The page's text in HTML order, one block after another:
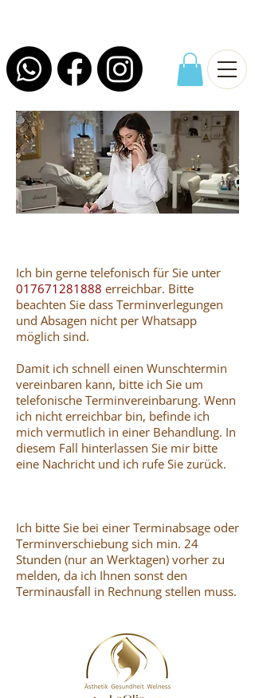
Ich bin gerne telefonisch für Sie unter
017671281888 erreichbar. Bitte
beachten Sie dass Terminverlegungen
und Absagen nicht per Whatsapp
möglich sind.
Damit ich schnell einen Wunschtermin
vereinbaren kann, bitte ich Sie um
telefonische Terminvereinbarung. Wenn
ich nicht erreichbar bin, befinde ich
mich vermutlich in einer Behandlung. In
diesem Fall hinterlassen Sie mir bitte
eine Nachricht und ich rufe Sie zurück.
Ich bitte Sie bei einer Terminabsage oder
Terminverschiebung sich min. 24
Stunden (nur an Werktagen) vorher zu
melden, da ich Ihnen sonst den
Terminausfall in Rechnung stellen muss.